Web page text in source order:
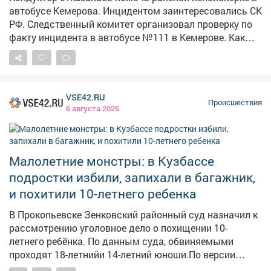
автобусе Кемерова. Инцидентом заинтересовались СК
РФ. Следственный комитет организовал проверку по
факту инцидента в автобусе №111 в Кемерове. Как
сообщает Информационный центр СК России, 4
августа около 10:35 дверь автобуса зажала руку
спичечный коробок иначалось сильное кровотечение.
Пассажиры попросили кондуктора дать аптечку и
остановить автобус у травмпункта, но, по их данным,
получили грубый отказ. Кондуктор якобы заявила, что
в случившемся виноваты сами пассажиры. Людям
пришлось самостоятельно перевязывать рану
подручными средствами – даже бинта им не дали.
Председатель Следственного комитета Александр
Бастрыкин поручил и.о. руководителя кузбасского
управления Александру Кустову доложить о
результатах проверки. Исполнение поручения
поставлено на контроль в центральном аппарате
VSE42.RU
6 августа 2026
Происшествия
Малолетние монстры: в Кузбассе
подростки избили, запихали в багажник,
и похитили 10-летнего ребенка
В Прокопьевске Зенковский районный суд назначил к
рассмотрению уголовное дело о похищении 10-
летнего ребёнка. По данным суда, обвиняемыми
проходят 18-летнийи 14-летний юноши.По версии
следствия, они совместно применили силу к мальчику,